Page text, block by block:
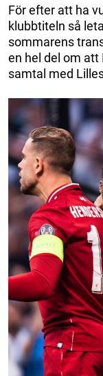
För efter att ha
klubbtiteln så
sommarens
en hel del om att
samtal med